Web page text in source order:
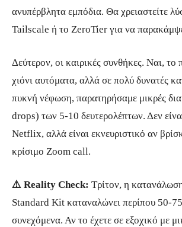
ανυπέρβλητα εμπόδια. Θα χρειαστείτε
Tailscale ή το ZeroTier για να
Δεύτερον, οι καιρικές συνθήκες. Ναι, το
χιόνι αυτόματα, αλλά σε πολύ δυνατές
πυκνή νέφωση, παρατηρήσαμε μικρές
drops) των 5-10 δευτερολέπτων. Δεν
Netflix, αλλά είναι εκνευριστικό αν
κρίσιμο Zoom call.
⚠️ Reality Check: Τρίτον, η
Standard Kit καταναλώνει περίπου 50-
συνεχόμενα. Αν το έχετε σε εξοχικό με